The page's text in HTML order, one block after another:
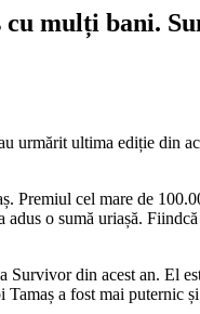
mulți bani.
ultima ediție din
Premiul cel mare de
o sumă uriașă.
din acest an. El
a fost mai puternic